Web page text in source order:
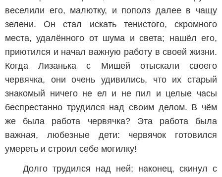
веселили его, малютку, и пополз далее в чащу
зелени. Он стал искать тенистого, скромного
места, удалённого от шума и света; нашёл его,
приютился и начал важную работу в своей жизни.
Когда Лизанька с Мишей отыскали своего
червячка, они очень удивились, что их старый
знакомый ничего не ел и не пил и целые часы
беспрестанно трудился над своим делом. В чём
же была работа червячка? Эта работа была
важная, любезные дети: червячок готовился
умереть и строил себе могилку!
Долго трудился над ней; наконец, скинул с